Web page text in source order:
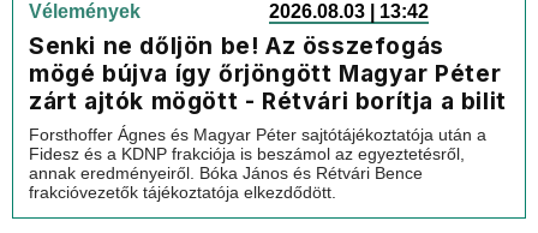
Vélemények 2026.08.03 | 13:42
Senki ne dőljön be! Az összefogás
mögé bújva így őrjöngött Magyar Péter
zárt ajtók mögött - Rétvári borítja a bilit
Forsthoffer Ágnes és Magyar Péter sajtótájékoztatója után a
Fidesz és a KDNP frakciója is beszámol az egyeztetésről,
annak eredményeiről. Bóka János és Rétvári Bence
frakcióvezetők tájékoztatója elkezdődött.